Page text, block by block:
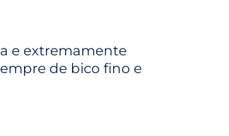
e extremamente
de bico fino e